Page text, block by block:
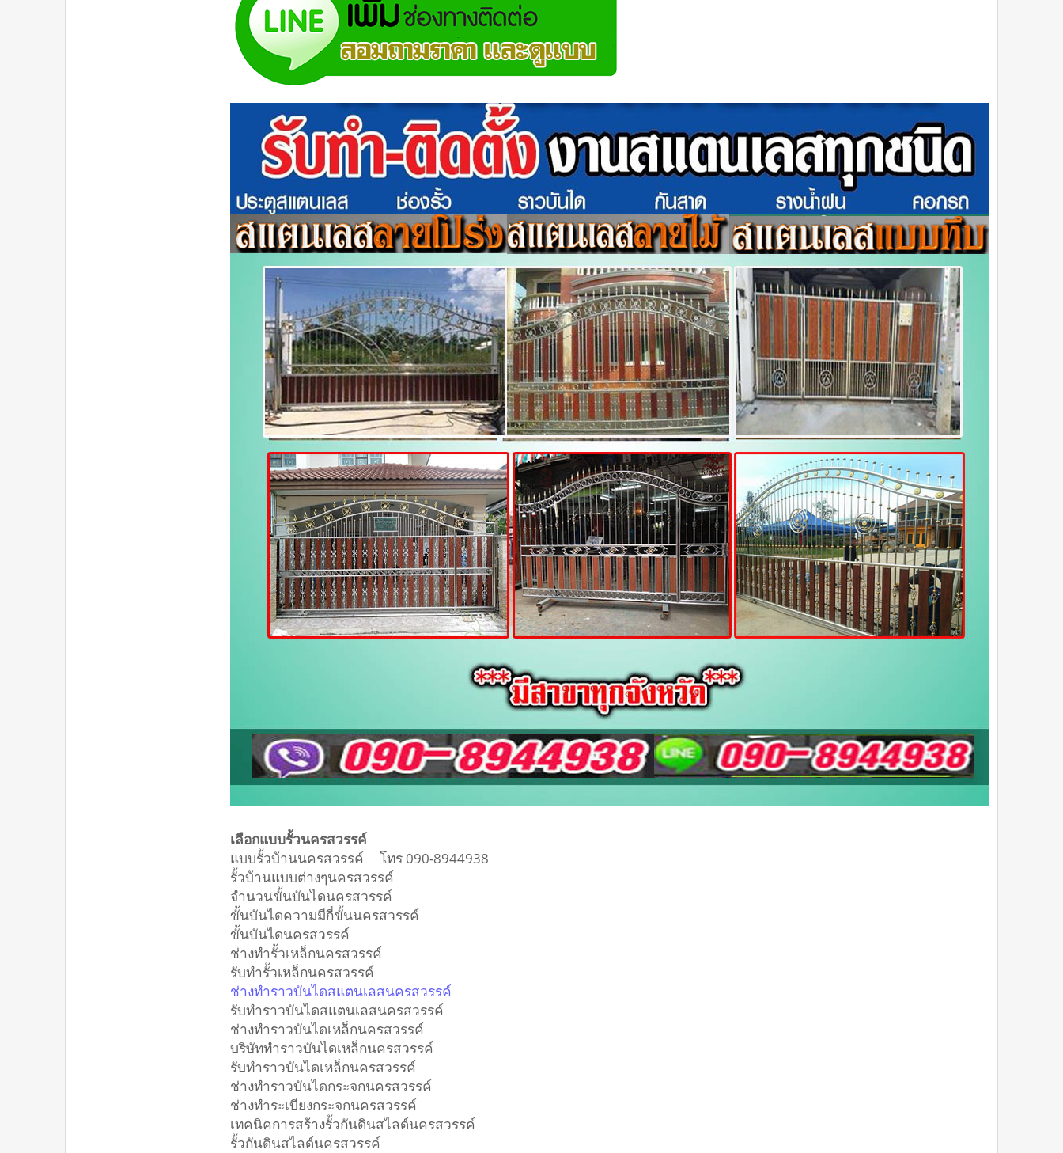
เลือกแบบรั้วนครสวรรค์
แบบรั้วบ้านนครสวรรค์ โทร 090-8944938
รั้วบ้านแบบต่างๆนครสวรรค์
จำนวนขั้นบันไดนครสวรรค์
ขั้นบันไดความมีกี่ขั้นนครสวรรค์
ขั้นบันไดนครสวรรค์
ช่างทำรั้วเหล็กนครสวรรค์
รับทำรั้วเหล็กนครสวรรค์
ช่างทำราวบันไดสแตนเลสนครสวรรค์
รับทำราวบันไดสแตนเลสนครสวรรค์
ช่างทำราวบันไดเหล็กนครสวรรค์
บริษัททำราวบันไดเหล็กนครสวรรค์
รับทำราวบันไดเหล็กนครสวรรค์
ช่างทำราวบันไดกระจกนครสวรรค์
ช่างทำระเบียงกระจกนครสวรรค์
เทคนิคการสร้างรั้วกันดินสไลด์นครสวรรค์
รั้วกันดินสไลด์นครสวรรค์